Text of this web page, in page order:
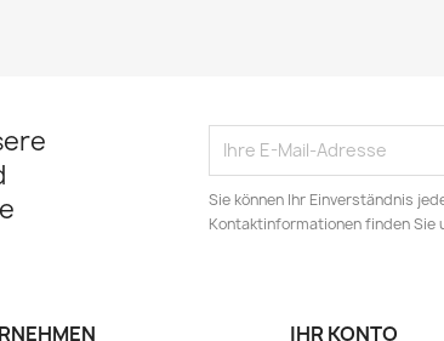
Sie können Ihr Einverständnis
Kontaktinformationen finden Sie
IHR KONTO